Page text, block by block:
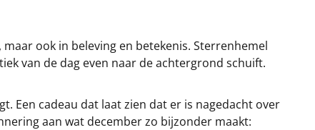
ook in beleving en betekenis. Sterrenhemel
van de dag even naar de achtergrond schuift.
Een cadeau dat laat zien dat er is nagedacht over
aan wat december zo bijzonder maakt: